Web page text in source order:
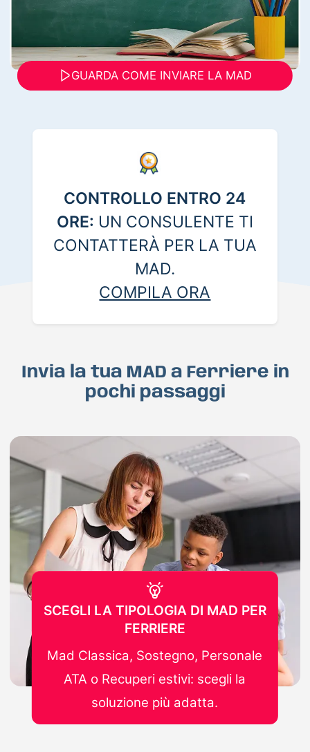
GUARDA COME INVIARE LA MAD
CONTROLLO ENTRO 24
ORE: UN CONSULENTE TI
CONTATTERÀ PER LA TUA
MAD.
COMPILA ORA
Invia la tua MAD a Ferriere in
pochi passaggi
SCEGLI LA TIPOLOGIA DI MAD PER
FERRIERE
Mad Classica, Sostegno, Personale
ATA o Recuperi estivi: scegli la
soluzione più adatta.